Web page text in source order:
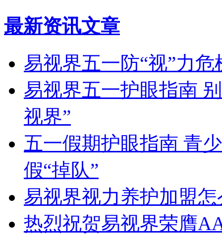
最新资讯文章
易视界五一防“视”力
易视界五一护眼指南
视界”
五一假期护眼指南 青
假“掉队”
易视界视力养护加盟
热烈祝贺易视界荣膺